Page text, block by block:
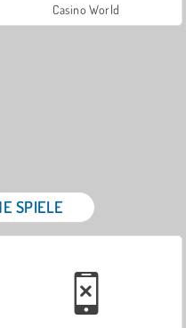
Casino World
SPIELE